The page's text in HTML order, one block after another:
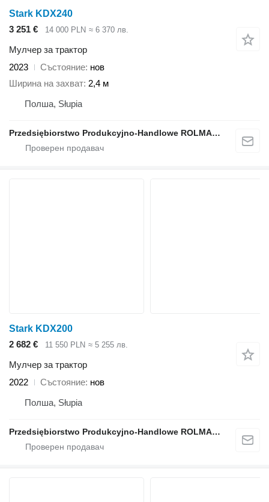
Stark KDX240
3 251 €
14 000 PLN ≈ 6 370 лв.
Мулчер за трактор
2023
Състояние нов
Ширина на захват 2,4 м
Полша, Słupia
Przedsiębiorstwo Produkcyjno-Handlowe ROLMAPOL Marcin Dziekan
Stark KDX200
2 682 €
11 550 PLN ≈ 5 255 лв.
Мулчер за трактор
2022
Състояние нов
Полша, Słupia
Przedsiębiorstwo Produkcyjno-Handlowe ROLMAPOL Marcin Dziekan